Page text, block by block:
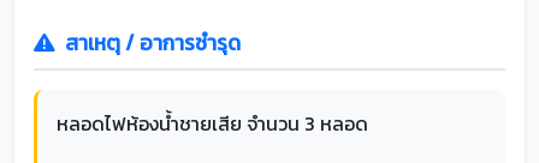
สาเหตุ / อาการชำรุด
หลอดไฟห้องน้ำชายเสีย จำนวน 3 หลอด